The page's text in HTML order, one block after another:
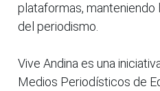
plataformas,
del periodismo.
Vive Andina es una
Medios Periodísticos de